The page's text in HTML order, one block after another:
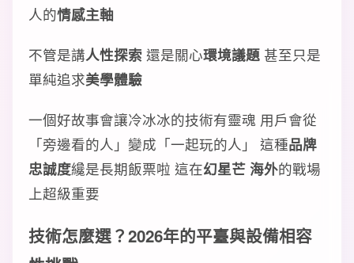
人的情感主軸
不管是講人性探索 還是關心環境議題 甚至只是
單純追求美學體驗
一個好故事會讓冷冰冰的技術有靈魂 用戶會從
「旁邊看的人」變成「一起玩的人」 這種品牌
忠誠度纔是長期飯票啦 這在幻星芒 海外的戰場
上超級重要
技術怎麼選？2026年的平臺與設備相容